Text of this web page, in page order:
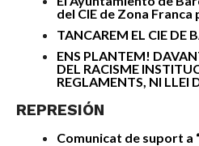
del CIE de Zona
TANCAREM EL CIE DE
ENS PLANTEM!
DEL RACISME
REGLAMENTS, NI LLEI
REPRESIÓN
Comunicat de suport a